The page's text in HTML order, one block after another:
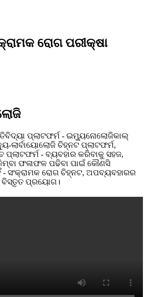
ରୋଗ ପରୀକ୍ଷା
ପ୍ଲାଟଫର୍ମ - ଇମ୍ୟୁନୋଲୋଜିକାଲ୍
ଲାର୍ବାୟୋଲୋଜି ଚିହ୍ନଟ ପ୍ଲାଟଫର୍ମ,
- ବ୍ୟବହାର କରିବାକୁ ସହଜ,
ଫଳାଫଳ ପଢିବା ପାଇଁ କୌଣସି
ସଂକ୍ରାମକ ରୋଗ ଚିହ୍ନଟ, ଅପବ୍ୟବହାରର
ବିସ୍ତୃତ ପ୍ରୟୋଗ।